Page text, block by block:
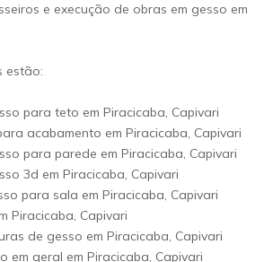
e execução de obras em gesso em
estão:
para teto em Piracicaba, Capivari
acabamento em Piracicaba, Capivari
para parede em Piracicaba, Capivari
3d em Piracicaba, Capivari
para sala em Piracicaba, Capivari
Piracicaba, Capivari
de gesso em Piracicaba, Capivari
em geral em Piracicaba, Capivari